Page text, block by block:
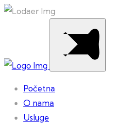
Početna
O nama
Usluge